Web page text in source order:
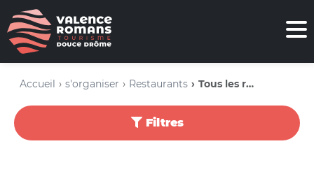
Accueil s'organiser Restaurants Tous les restaurants
Filtres